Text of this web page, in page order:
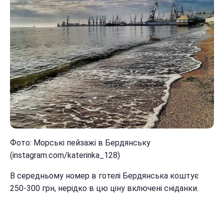
Фото: Морські пейзажі в Бердянську
(instagram.com/katerinka_128)
В середньому номер в готелі Бердянська коштує
250-300 грн, нерідко в цю ціну включені сніданки.